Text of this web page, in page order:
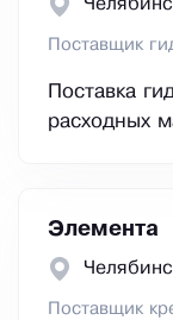
Поставщик
Поставка
расходных
Элемента
Поставщик